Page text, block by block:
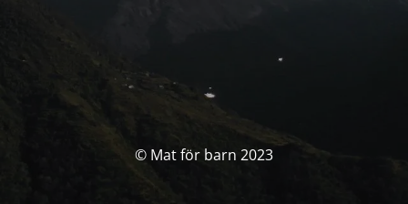
© Mat för barn 2023